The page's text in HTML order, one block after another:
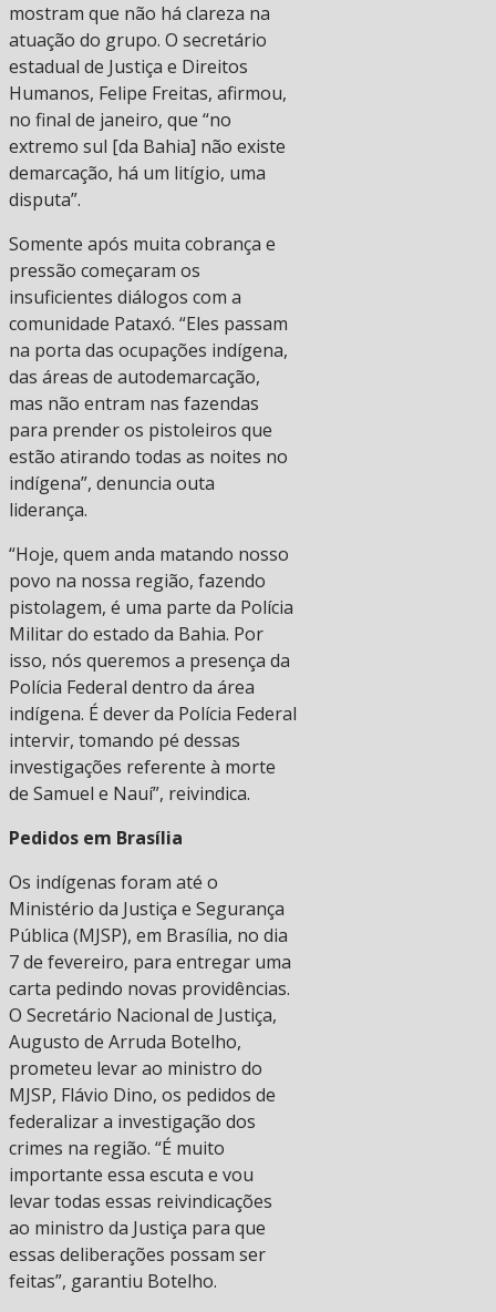
mostram que não há clareza na
atuação do grupo. O secretário
estadual de Justiça e Direitos
Humanos, Felipe Freitas, afirmou,
no final de janeiro, que “no
extremo sul [da Bahia] não existe
demarcação, há um litígio, uma
disputa”.
Somente após muita cobrança e
pressão começaram os
insuficientes diálogos com a
comunidade Pataxó. “Eles passam
na porta das ocupações indígena,
das áreas de autodemarcação,
mas não entram nas fazendas
para prender os pistoleiros que
estão atirando todas as noites no
indígena”, denuncia outa
liderança.
“Hoje, quem anda matando nosso
povo na nossa região, fazendo
pistolagem, é uma parte da Polícia
Militar do estado da Bahia. Por
isso, nós queremos a presença da
Polícia Federal dentro da área
indígena. É dever da Polícia Federal
intervir, tomando pé dessas
investigações referente à morte
de Samuel e Nauí”, reivindica.
Pedidos em Brasília
Os indígenas foram até o
Ministério da Justiça e Segurança
Pública (MJSP), em Brasília, no dia
7 de fevereiro, para entregar uma
carta pedindo novas providências.
O Secretário Nacional de Justiça,
Augusto de Arruda Botelho,
prometeu levar ao ministro do
MJSP, Flávio Dino, os pedidos de
federalizar a investigação dos
crimes na região. “É muito
importante essa escuta e vou
levar todas essas reivindicações
ao ministro da Justiça para que
essas deliberações possam ser
feitas”, garantiu Botelho.